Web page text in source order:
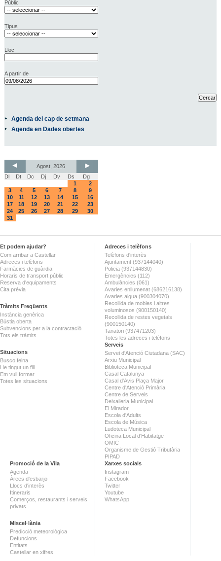
Públic
Tipus
Lloc
A partir de
Agenda del cap de setmana
Agenda en Dades obertes
Agost, 2026
Dl
Dt Dc Dj Dv Ds
Dg
1
2
3
4 5 6 7 8
9
10
11 12 13 14 15
16
17
18 19 20 21 22
23
24
25 26 27 28 29
30
31
Et podem ajudar?
Com arribar a Castellar
Adreces i telèfons
Farmàcies de guàrdia
Horaris de transport públic
Reserva d'equipaments
Cita prèvia
Tràmits Freqüents
Instància genèrica
Bústia oberta
Subvencions per a la contractació
Tots els tràmits
Situacions
Busco feina
He tingut un fill
Em vull formar
Totes les situacions
Adreces i telèfons
Telèfons d'interès
Ajuntament (937144040)
Policia (937144830)
Emergències (112)
Ambulàncies (061)
Avaries enllumenat (686216138)
Avaries aigua (900304070)
Recollida de mobles i altres
voluminosos (900150140)
Recollida de restes vegetals
(900150140)
Tanatori (937471203)
Totes les adreces i telèfons
Serveis
Servei d'Atenció Ciutadana (SAC)
Arxiu Municipal
Biblioteca Municipal
Casal Catalunya
Casal d'Avis Plaça Major
Centre d'Atenció Primària
Centre de Serveis
Deixalleria Municipal
El Mirador
Escola d'Adults
Escola de Música
Ludoteca Municipal
Oficina Local d'Habitatge
OMIC
Organisme de Gestió Tributària
PIPAD
Promoció de la Vila
Agenda
Àrees d'esbarjo
Llocs d'interès
Itineraris
Comerços, restaurants i serveis
privats
Miscel·lània
Predicció meteorològica
Defuncions
Entitats
Castellar en xifres
Xarxes socials
Instagram
Facebook
Twitter
Youtube
WhatsApp